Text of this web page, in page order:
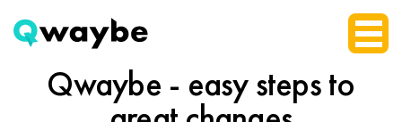
Qwaybe - easy stepsto